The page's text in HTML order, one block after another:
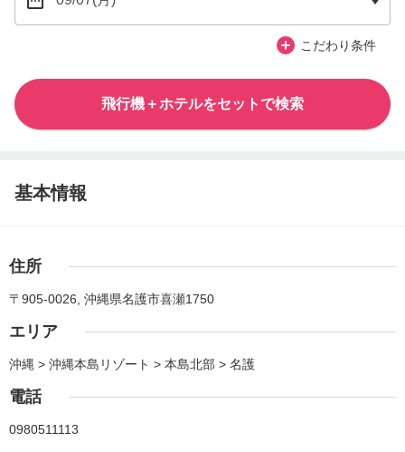
こだわり条件
飛行機＋ホテルをセットで検索
基本情報
住所
〒905-0026, 沖縄県名護市喜瀬1750
エリア
沖縄 > 沖縄本島リゾート > 本島北部 > 名護
電話
0980511113